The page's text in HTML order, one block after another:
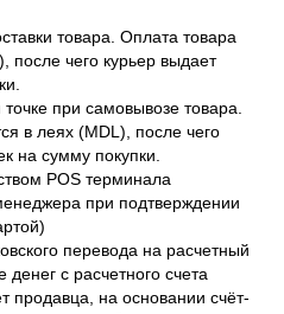
товара. Оплата товара
после чего курьер выдает
при самовывозе товара.
в леях (MDL), после чего
на сумму покупки.
POS терминала
при подтверждении
перевода на расчетный
с расчетного счета
продавца, на основании счёт-